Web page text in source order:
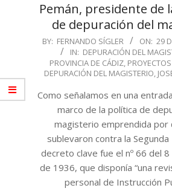
Pemán, presidente de
de depuración del
2024-
29
BY: FERNANDO SÍGLER ON: 29
IN: DEPURACIÓN DEL
PROVINCIA DE CÁDIZ, PROYECTOS
DEPURACIÓN DEL MAGISTERIO,
Como señalamos en una
marco de la política de
magisterio emprendida por
sublevaron contra la Segunda
decreto clave fue el nº 66 del
de 1936, que disponía “una
personal de Instrucción